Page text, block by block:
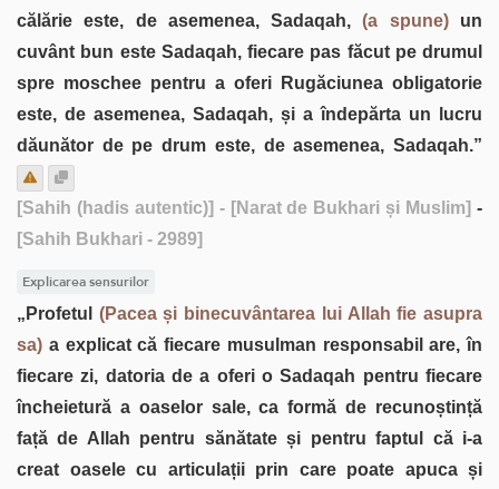
călărie este, de asemenea, Sadaqah,(a spune)un
cuvânt bun este Sadaqah, fiecare pas făcut pe drumul
spre moschee pentru a oferi Rugăciunea obligatorie
este, de asemenea, Sadaqah, și a îndepărta un lucru
dăunător de pe drum este, de asemenea, Sadaqah.”
[Sahih (hadis autentic)] - [Narat de Bukhari și Muslim] -
[Sahih Bukhari - 2989]
Explicarea sensurilor
„Profetul (Pacea și binecuvântarea lui Allah fie asupra
sa) a explicat că fiecare musulman responsabil are, în
fiecare zi, datoria de a oferi o Sadaqah pentru fiecare
încheietură a oaselor sale, ca formă de recunoștință
față de Allah pentru sănătate și pentru faptul că i-a
creat oasele cu articulații prin care poate apuca și